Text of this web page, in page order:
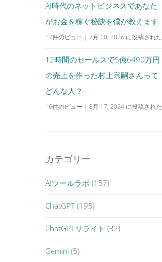
AI時代のネットビジネスであなた
がお金を稼ぐ秘訣を僕が教えます
17件のビュー |7月 10, 2026 に投稿された
12時間のセールスで5億6490万円
の売上を作った村上宗嗣さんって
どんな人？
16件のビュー |8月 17, 2024 に投稿された
カテゴリー
AIツールラボ (157)
ChatGPT (195)
ChatGPTリライト (32)
Gemini (5)